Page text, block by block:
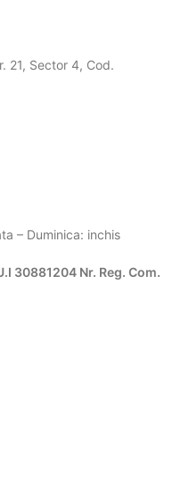
21, Sector 4, Cod.
– Duminica: inchis
30881204 Nr. Reg. Com.